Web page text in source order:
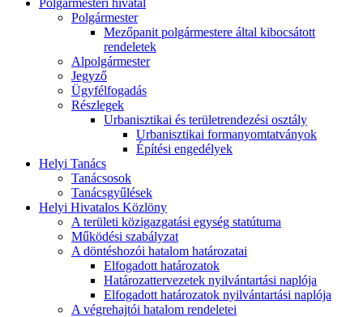
Polgármesteri hivatal
Polgármester
Mezőpanit polgármestere által kibocsátott
rendeletek
Alpolgármester
Jegyző
Ügyfélfogadás
Részlegek
Urbanisztikai és területrendezési osztály
Urbanisztikai formanyomtatványok
Építési engedélyek
Helyi Tanács
Tanácsosok
Tanácsgyűlések
Helyi Hivatalos Közlöny
A területi közigazgatási egység statútuma
Működési szabályzat
A döntéshozói hatalom határozatai
Elfogadott határozatok
Határozattervezetek nyilvántartási naplója
Elfogadott határozatok nyilvántartási naplója
A végrehajtói hatalom rendeletei